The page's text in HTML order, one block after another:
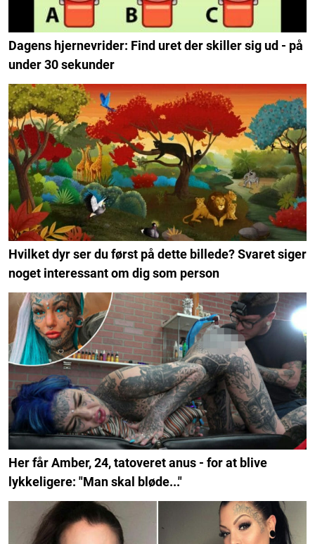
Dagens hjernevrider: Find uret der skiller sig ud - på
under 30 sekunder
Hvilket dyr ser du først på dette billede? Svaret siger
noget interessant om dig som person
Her får Amber, 24, tatoveret anus - for at blive
lykkeligere: "Man skal bløde..."